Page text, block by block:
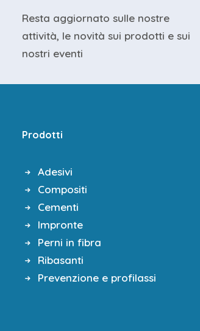
La
🗓️ DAY 2 –
💶 QUOTA DI
€ 450,00 (IVA
L’iscrizione al
Resta aggiornato sulle nostre
attività, le novità sui prodotti e sui
nostri eventi
Prodotti
Adesivi
Compositi
Cementi
Impronte
Perni in fibra
Ribasanti
Prevenzione e profilassi